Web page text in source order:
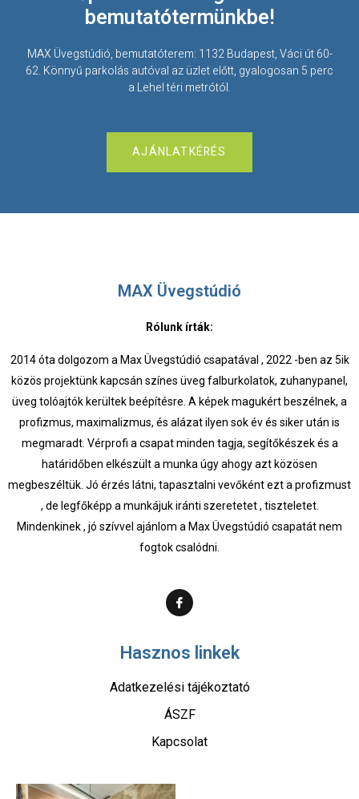
bemutatótermünkbe!
MAX Üvegstúdió, bemutatóterem: 1132 Budapest, Váci út 60-
62. Könnyű parkolás autóval az üzlet előtt, gyalogosan 5 perc
a Lehel téri metrótól.
AJÁNLATKÉRÉS
MAX Üvegstúdió
Rólunk írták:
2014 óta dolgozom a Max Üvegstúdió csapatával , 2022 -ben az 5ik
közös projektünk kapcsán színes üveg falburkolatok, zuhanypanel,
üveg tolóajtók kerültek beépítésre. A képek magukért beszélnek, a
profizmus, maximalizmus, és alázat ilyen sok év és siker után is
megmaradt. Vérprofi a csapat minden tagja, segítőkészek és a
határidőben elkészült a munka úgy ahogy azt közösen
megbeszéltük. Jó érzés látni, tapasztalni vevőként ezt a profizmust
, de legfőképp a munkájuk iránti szeretetet , tiszteletet.
Mindenkinek , jó szívvel ajánlom a Max Üvegstúdió csapatát nem
fogtok csalódni.
Hasznos linkek
Adatkezelési tájékoztató
ÁSZF
Kapcsolat